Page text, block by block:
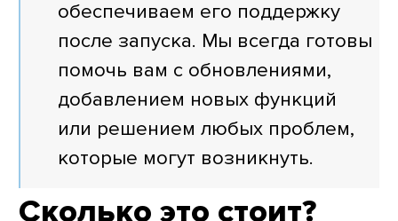
обеспечиваем его поддержку
после запуска. Мы всегда готовы
помочь вам с обновлениями,
добавлением новых функций
или решением любых проблем,
которые могут возникнуть.
Сколько это стоит?